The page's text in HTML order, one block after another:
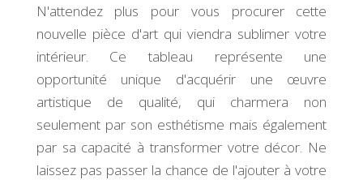
N'attendez plus pour vous procurer cette
nouvelle pièce d'art qui viendra sublimer votre
intérieur. Ce tableau représente une
opportunité unique d'acquérir une œuvre
artistique de qualité, qui charmera non
seulement par son esthétisme mais également
par sa capacité à transformer votre décor. Ne
laissez pas passer la chance de l'ajouter à votre